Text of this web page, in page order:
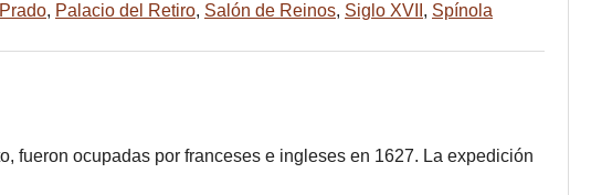
, Palacio del Retiro, Salón de Reinos, Siglo XVII , Spínola
fueron ocupadas por franceses e ingleses en 1627. La expedición